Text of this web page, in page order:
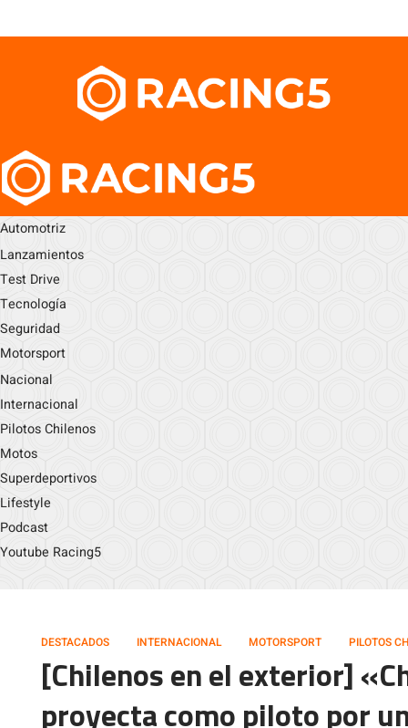
Automotriz
Lanzamientos
Test Drive
Tecnología
Seguridad
Motorsport
Nacional
Internacional
Pilotos Chilenos
Motos
Superdeportivos
Lifestyle
Podcast
Youtube Racing5
DESTACADOS INTERNACIONAL MOTORSPORT PILOTOS
[Chilenos en el exterior]
proyecta como piloto por